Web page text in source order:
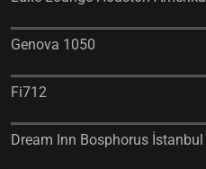
Genova 1050
Fi712
Dream Inn Bosphorus İstanbul